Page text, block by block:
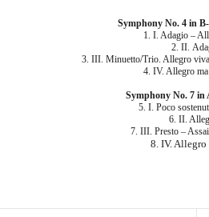
Symphony No. 4 in
1. I. Adagio –
2. II.
3. III. Minuetto/Trio. Allegro
4. IV. Allegro
Symphony No. 7 in
5. I. Poco
6. II.
7. III. Presto –
8. IV.